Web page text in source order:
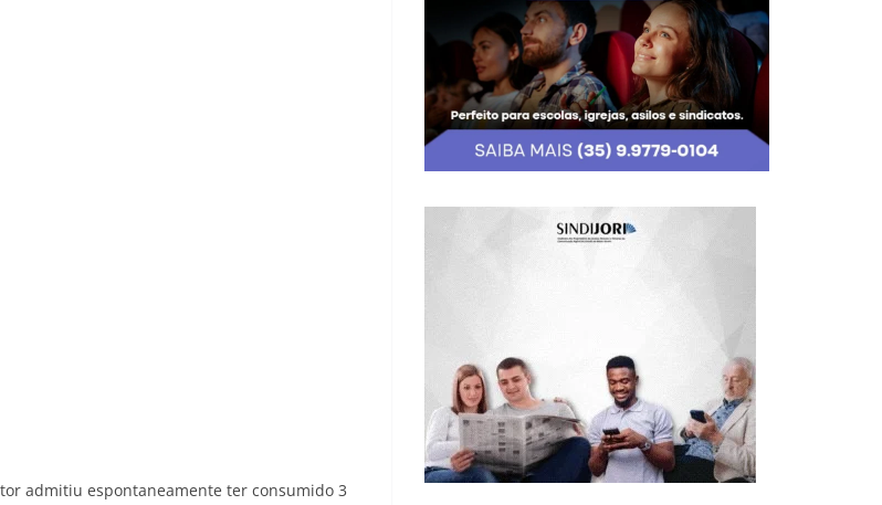
admitiu espontaneamente ter consumido 3